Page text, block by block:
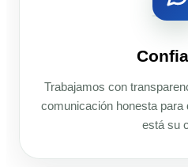
Trabajamos con
comunicación honesta para
está su